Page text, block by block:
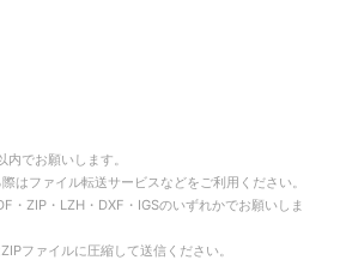
でお願いします。
はファイル転送サービスなどをご利用ください。
・ZIP・LZH・DXF・IGSのいずれかでお願いしま
ファイルに圧縮して送信ください。